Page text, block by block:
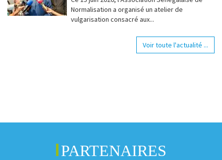
Normalisation a organisé un atelier de
vulgarisation consacré aux...
Voir toute l'actualité ...
PARTENAIRES